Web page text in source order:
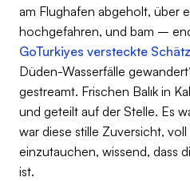
am Flughafen abgeholt, über
hochgefahren, und bam –
GoTurkiyes versteckte
Düden-Wasserfälle
gestreamt. Frischen Balık in
und geteilt auf der Stelle. Es
war diese stille Zuversicht,
einzutauchen, wissend, dass
ist.